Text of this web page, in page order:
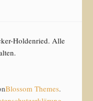
Holdenried. Alle
Blossom Themes.